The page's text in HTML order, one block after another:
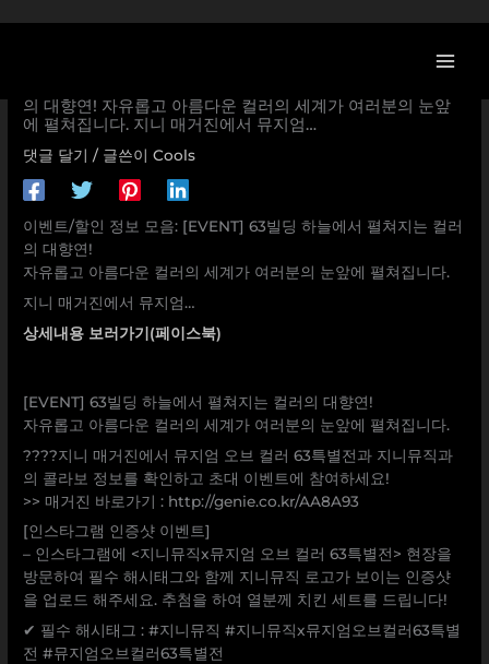
로
의 대향연! 자유롭고 아름다운 컬러의 세계가 여러분의 눈앞
에 펼쳐집니다. 지니 매거진에서 뮤지엄…
댓글 달기 / 글쓴이Cools
이벤트/할인 정보 모음: [EVENT] 63빌딩 하늘에서 펼쳐지는 컬러
의 대향연!
자유롭고 아름다운 컬러의 세계가 여러분의 눈앞에 펼쳐집니다.
지니 매거진에서 뮤지엄…
상세내용 보러가기(페이스북)
[EVENT] 63빌딩 하늘에서 펼쳐지는 컬러의 대향연!
자유롭고 아름다운 컬러의 세계가 여러분의 눈앞에 펼쳐집니다.
????지니 매거진에서 뮤지엄 오브 컬러 63특별전과 지니뮤직과
의 콜라보 정보를 확인하고 초대 이벤트에 참여하세요!
>> 매거진 바로가기 : http://genie.co.kr/AA8A93
[인스타그램 인증샷 이벤트]
– 인스타그램에 <지니뮤직x뮤지엄 오브 컬러 63특별전> 현장을
방문하여 필수 해시태그와 함께 지니뮤직 로고가 보이는 인증샷
을 업로드 해주세요. 추첨을 하여 열분께 치킨 세트를 드립니다!
✔ 필수 해시태그 : #지니뮤직 #지니뮤직x뮤지엄오브컬러63특별
전 #뮤지엄오브컬러63특별전